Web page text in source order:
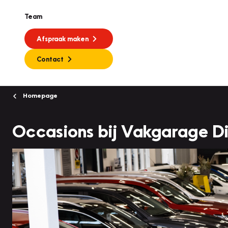
Team
Afspraak maken
Contact
Homepage
Occasions bij Vakgarage